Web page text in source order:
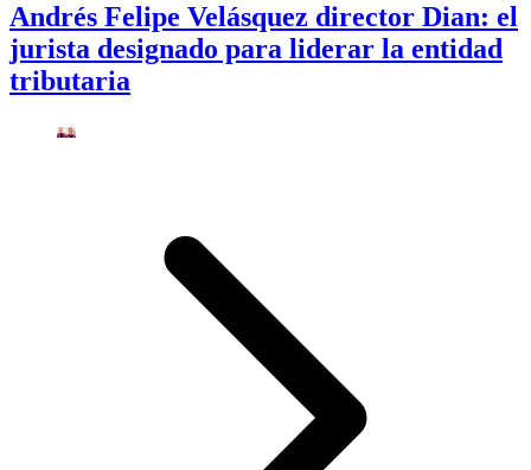
Andrés Felipe Velásquez director Dian: el
jurista designado para liderar la entidad
tributaria